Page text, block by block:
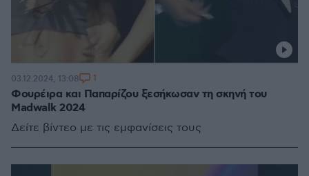
Φουρέιρα και Παπαρίζου ξεσήκωσαν τη σκηνή του
Madwalk 2024
Δείτε βίντεο με τις εμφανίσεις τους
03.12.2024, 13:08 1